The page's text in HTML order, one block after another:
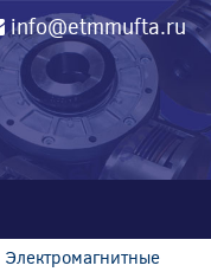
info@etmmufta.ru
Электромагнитные